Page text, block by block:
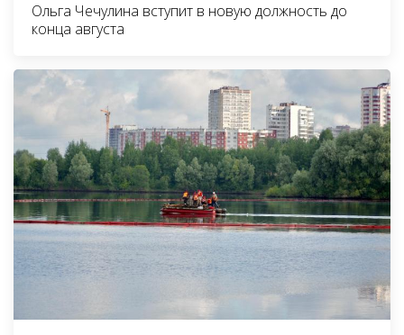
Ольга Чечулина вступит в новую должность до
конца августа